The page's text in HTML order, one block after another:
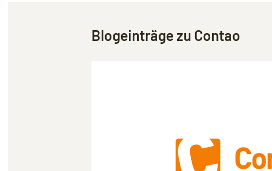
Blogeinträge zu Contao